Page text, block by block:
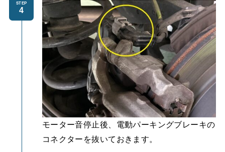
STEP
モーター音停止後、電動パーキングブレーキの
コネクターを抜いておきます。